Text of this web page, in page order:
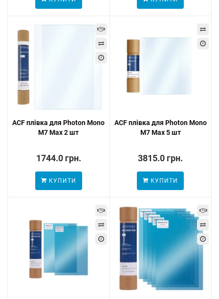
ACF плівка для Photon Mono
M7 Max 2 шт
1744.0 грн.
КУПИТИ
ACF плівка для Photon Mono
M7 Max 5 шт
3815.0 грн.
КУПИТИ